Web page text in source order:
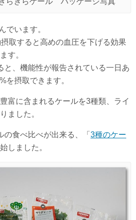
でいます。
取すると高めの血圧を下げる効果
す。
と、機能性が報告されている一日あ
を摂取できます。
富に含まれるケールを3種類、ライ
ました。
食べ比べが出来る、「 3種のケー
しました。